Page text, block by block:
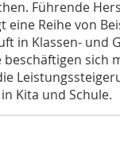
Führende
Reihe von
in Klassen- und
sich
Kita und Schule.